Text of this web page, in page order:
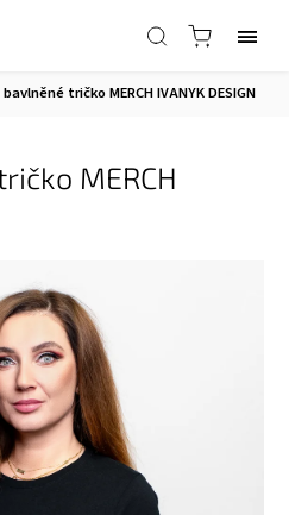
tričko MERCH IVANYK DESIGN
MERCH